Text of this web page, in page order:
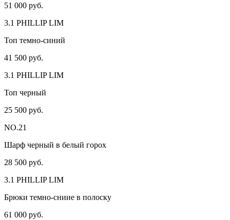
51 000 руб.
3.1 PHILLIP LIM
Топ темно-синий
41 500 руб.
3.1 PHILLIP LIM
Топ черный
25 500 руб.
NO.21
Шарф черный в белый горох
28 500 руб.
3.1 PHILLIP LIM
Брюки темно-сниие в полоску
61 000 руб.